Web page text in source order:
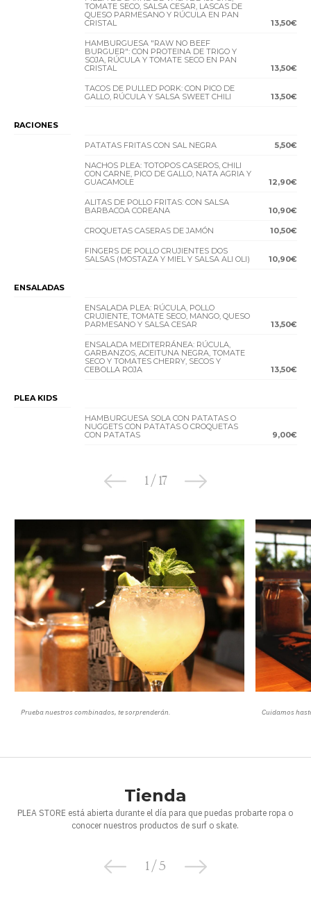
TOMATE SECO, SALSA CESAR, LASCAS DE
QUESO PARMESANO Y RÚCULA EN PAN
CRISTAL
13,50€
HAMBURGUESA "RAW NO BEEF
BURGUER": CON PROTEINA DE TRIGO Y
SOJA, RÚCULA Y TOMATE SECO EN PAN
CRISTAL
13,50€
TACOS DE PULLED PORK: CON PICO DE
GALLO, RÚCULA Y SALSA SWEET CHILI
13,50€
RACIONES
PATATAS FRITAS CON SAL NEGRA 5,50€
NACHOS PLEA: TOTOPOS CASEROS, CHILI
CON CARNE, PICO DE GALLO, NATA AGRIA Y
GUACAMOLE
12,90€
ALITAS DE POLLO FRITAS: CON SALSA
BARBACOA COREANA
10,90€
CROQUETAS CASERAS DE JAMÓN 10,50€
FINGERS DE POLLO CRUJIENTES DOS
SALSAS (MOSTAZA Y MIEL Y SALSA ALI OLI)
10,90€
ENSALADAS
ENSALADA PLEA: RÚCULA, POLLO
CRUJIENTE, TOMATE SECO, MANGO, QUESO
PARMESANO Y SALSA CESAR
13,50€
ENSALADA MEDITERRÁNEA: RÚCULA,
GARBANZOS, ACEITUNA NEGRA, TOMATE
SECO Y TOMATES CHERRY, SECOS Y
CEBOLLA ROJA
13,50€
PLEA KIDS
HAMBURGUESA SOLA CON PATATAS O
NUGGETS CON PATATAS O CROQUETAS
CON PATATAS
9,00€
1/ 17
Prueba nuestros combinados, te sorprenderán. Cuidamos
Tienda
PLEA STORE está abierta durante el día para que puedas probarte ropa o
conocer nuestros productos de surf o skate.
1/5